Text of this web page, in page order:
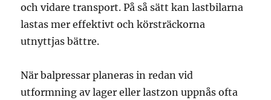
och vidare transport. På så sätt kan lastbilarna
lastas mer effektivt och körsträckorna
utnyttjas bättre.
När balpressar planeras in redan vid
utformning av lager eller lastzon uppnås ofta